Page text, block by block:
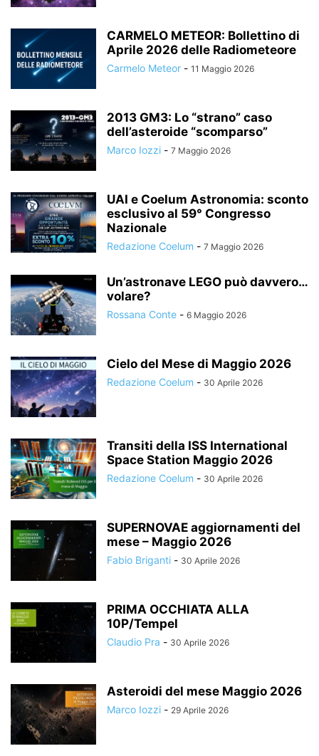
CARMELO METEOR: Bollettino di
Aprile 2026 delle Radiometeore
Carmelo Meteor - 11 Maggio 2026
2013 GM3: Lo “strano” caso
dell’asteroide “scomparso”
Marco Iozzi - 7 Maggio 2026
UAI e Coelum Astronomia: sconto
esclusivo al 59° Congresso
Nazionale
Redazione Coelum - 7 Maggio 2026
Un’astronave LEGO può davvero…
volare?
Rossana Conte - 6 Maggio 2026
Cielo del Mese di Maggio 2026
Redazione Coelum - 30 Aprile 2026
Transiti della ISS International
Space Station Maggio 2026
Redazione Coelum - 30 Aprile 2026
SUPERNOVAE aggiornamenti del
mese – Maggio 2026
Fabio Briganti - 30 Aprile 2026
PRIMA OCCHIATA ALLA
10P/Tempel
Claudio Pra - 30 Aprile 2026
Asteroidi del mese Maggio 2026
Marco Iozzi - 29 Aprile 2026